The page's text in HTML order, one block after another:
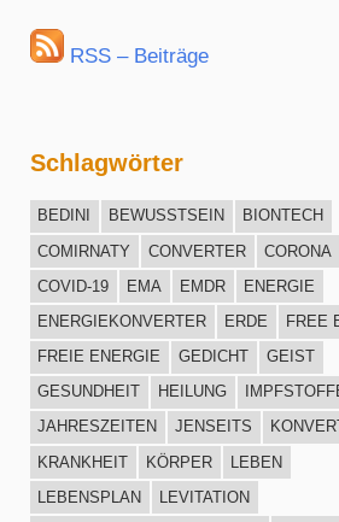
RSS – Beiträge
Schlagwörter
BEDINI BEWUSSTSEIN
BIONTECH
COMIRNATY
CONVERTER
CORONA
COVID-19
EMA EMDR
ENERGIE
ENERGIEKONVERTER
ERDE
FREE
FREIE ENERGIE
GEDICHT
GEIST
GESUNDHEIT
HEILUNG
JAHRESZEITEN
JENSEITS
KRANKHEIT
KÖRPER
LEBEN
LEBENSPLAN
LEVITATION